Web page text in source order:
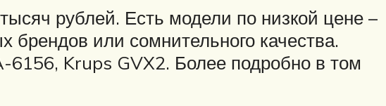
рублей. Есть модели по низкой цене –
брендов или сомнительного качества.
Krups GVX2. Более подробно в том